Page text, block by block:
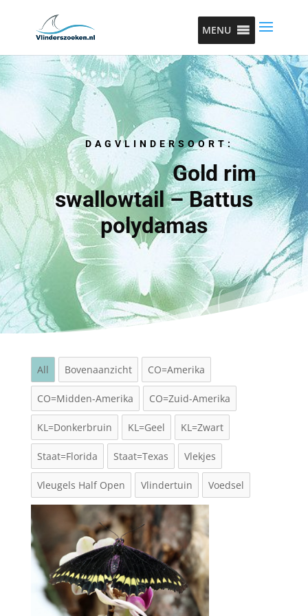
MENU
DAGVLINDERSOORT:
Gold rim
swallowtail – Battus
polydamas
All Bovenaanzicht CO=Amerika
CO=Midden-Amerika CO=Zuid-Amerika
KL=Donkerbruin KL=Geel KL=Zwart
Staat=Florida Staat=Texas Vlekjes
Vleugels Half Open Vlindertuin Voedsel